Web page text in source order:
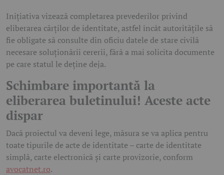
Inițiativa vizează completarea prevederilor privind
eliberarea cărților de identitate, astfel încât autoritățile să
fie obligate să consulte din oficiu datele de stare civilă
necesare soluționării cererii, fără a mai solicita documente
pe care statul le deține deja.
Schimbare importantă la
eliberarea buletinului! Aceste acte
dispar
Dacă proiectul va deveni lege, măsura se va aplica pentru
toate tipurile de acte de identitate – carte de identitate
simplă, carte electronică și carte provizorie, conform
avocatnet.ro.